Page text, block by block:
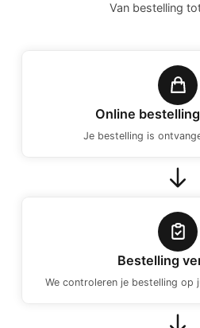
Van bestelling
Online
Je bestelling is
Bestelling
We controleren je bestelling op